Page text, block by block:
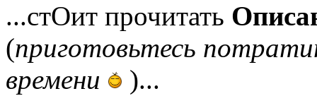
...стОит прочитать
(приготовьтесь
времени
)...